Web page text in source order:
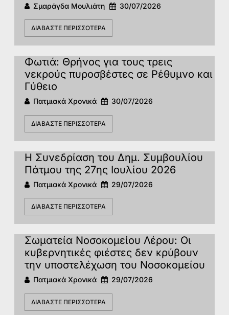
Σμαράγδα Μουλιάτη 30/07/2026
ΔΙΑΒΆΣΤΕ ΠΕΡΙΣΣΌΤΕΡΑ
Φωτιά: Θρήνος για τους τρεις
νεκρούς πυροσβέστες σε Ρέθυμνο και
Γύθειο
Πατμιακά Χρονικά 30/07/2026
ΔΙΑΒΆΣΤΕ ΠΕΡΙΣΣΌΤΕΡΑ
Η Συνεδρίαση του Δημ. Συμβουλίου
Πάτμου της 27ης Ιουλίου 2026
Πατμιακά Χρονικά 29/07/2026
ΔΙΑΒΆΣΤΕ ΠΕΡΙΣΣΌΤΕΡΑ
Σωματεία Νοσοκομείου Λέρου: Οι
κυβερνητικές φιέστες δεν κρύβουν
την υποστελέχωση του Νοσοκομείου
Πατμιακά Χρονικά 29/07/2026
ΔΙΑΒΆΣΤΕ ΠΕΡΙΣΣΌΤΕΡΑ